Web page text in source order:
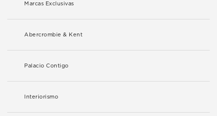
Marcas Exclusivas
Abercrombie & Kent
Palacio Contigo
Interiorismo